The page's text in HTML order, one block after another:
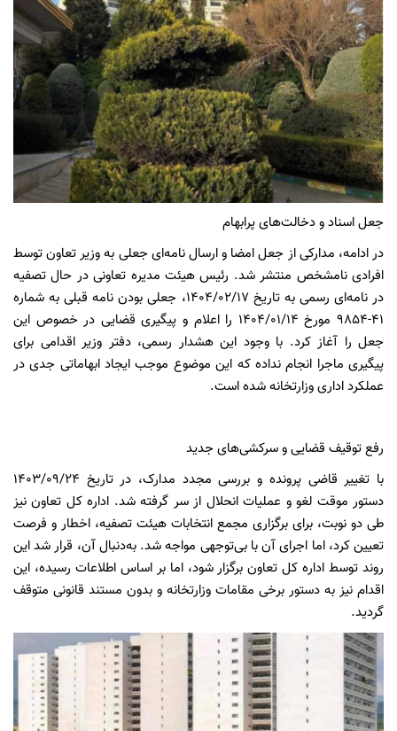
جعل اسناد و دخالت‌های پرابهام
در ادامه، مدارکی از جعل امضا و ارسال نامه‌ای جعلی به وزیر تعاون توسط
افرادی نامشخص منتشر شد. رئیس هیئت مدیره تعاونی در حال تصفیه
در نامه‌ای رسمی به تاریخ ۱۴۰۴/۰۲/۱۷، جعلی بودن نامه قبلی به شماره
۴۱-۹۸۵۴ مورخ ۱۴۰۴/۰۱/۱۴ را اعلام و پیگیری قضایی در خصوص این
جعل را آغاز کرد. با وجود این هشدار رسمی، دفتر وزیر اقدامی برای
پیگیری ماجرا انجام نداده که این موضوع موجب ایجاد ابهاماتی جدی در
عملکرد اداری وزارتخانه شده است.
رفع توقیف قضایی و سرکشی‌های جدید
با تغییر قاضی پرونده و بررسی مجدد مدارک، در تاریخ ۱۴۰۳/۰۹/۲۴
دستور موقت لغو و عملیات انحلال از سر گرفته شد. اداره کل تعاون نیز
طی دو نوبت، برای برگزاری مجمع انتخابات هیئت تصفیه، اخطار و فرصت
تعیین کرد، اما اجرای آن با بی‌توجهی مواجه شد. به‌دنبال آن، قرار شد این
روند توسط اداره کل تعاون برگزار شود، اما بر اساس اطلاعات رسیده، این
اقدام نیز به دستور برخی مقامات وزارتخانه و بدون مستند قانونی متوقف
گردید.